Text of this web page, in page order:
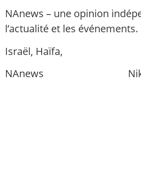
NAnews – une opinion
l’actualité et les événements.
Israël, Haïfa,
NAnews